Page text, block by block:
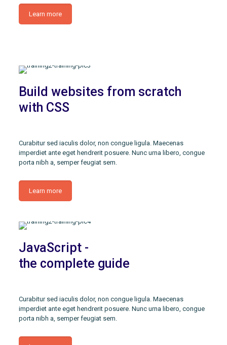
Learn more
Build websites from scratch
with CSS
Curabitur sed iaculis dolor, non congue ligula. Maecenas
imperdiet ante eget hendrerit posuere. Nunc urna libero, congue
porta nibh a, semper feugiat sem.
Learn more
JavaScript -
the complete guide
Curabitur sed iaculis dolor, non congue ligula. Maecenas
imperdiet ante eget hendrerit posuere. Nunc urna libero, congue
porta nibh a, semper feugiat sem.